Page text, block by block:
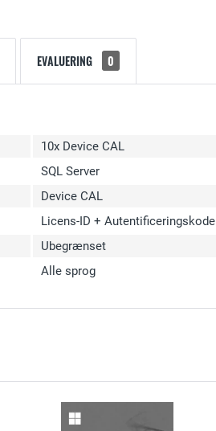
EVALUERING 0
10x Device CAL
SQL Server
Device CAL
Licens-ID + Autentificeringskode
Ubegrænset
Alle sprog